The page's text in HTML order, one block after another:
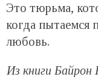
Это тюрьма,
когда
любовь.
Из книги